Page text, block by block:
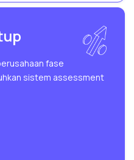
fase
sistem assessment